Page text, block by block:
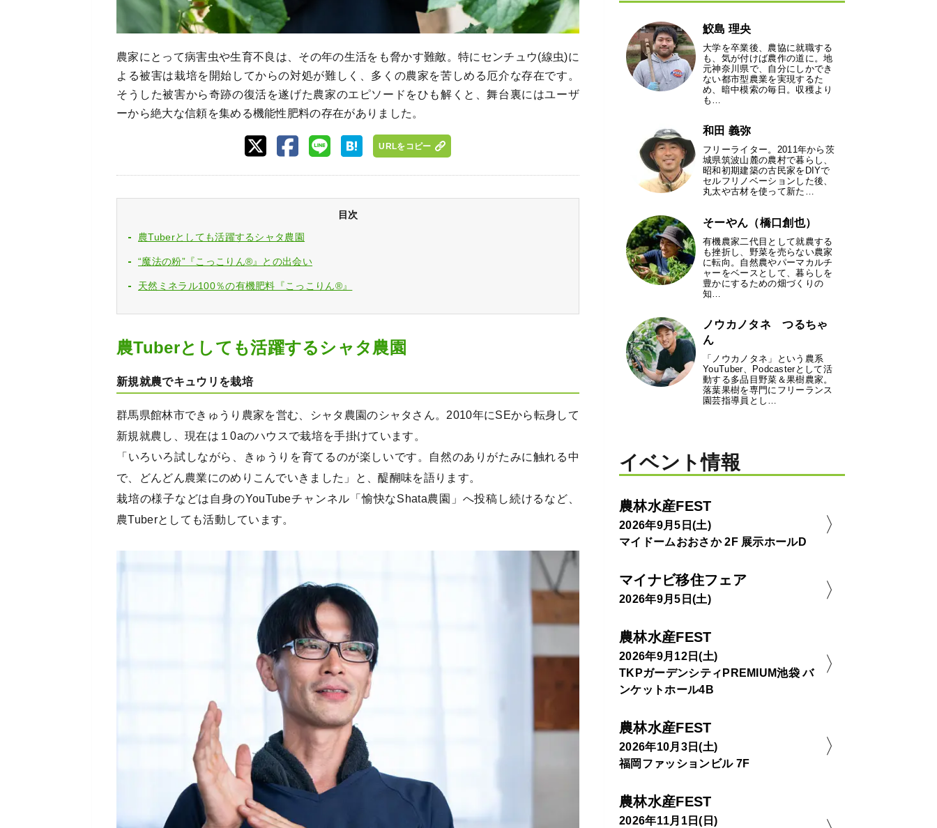
農家にとって病害虫や生育不良は、その年の生活をも脅かす難敵。特にセンチュウ(線虫)に
よる被害は栽培を開始してからの対処が難しく、多くの農家を苦しめる厄介な存在です。
そうした被害から奇跡の復活を遂げた農家のエピソードをひも解くと、舞台裏にはユーザ
ーから絶大な信頼を集める機能性肥料の存在がありました。
URLをコピー
目次
農Tuberとしても活躍するシャタ農園
“魔法の粉”『こっこりん®』との出会い
天然ミネラル100％の有機肥料『こっこりん®』
農Tuberとしても活躍するシャタ農園
新規就農でキュウリを栽培
群馬県館林市できゅうり農家を営む、シャタ農園のシャタさん。2010年にSEから転身して
新規就農し、現在は１0aのハウスで栽培を手掛けています。
「いろいろ試しながら、きゅうりを育てるのが楽しいです。自然のありがたみに触れる中
で、どんどん農業にのめりこんでいきました」と、醍醐味を語ります。
栽培の様子などは自身のYouTubeチャンネル「愉快なShata農園」へ投稿し続けるなど、
農Tuberとしても活動しています。
鮫島 理央
大学を卒業後、農協に就職する
も、気が付けば農作の道に。地
元神奈川県で、自分にしかでき
ない都市型農業を実現するた
め、暗中模索の毎日。収穫より
も…
和田 義弥
フリーライター。2011年から茨
城県筑波山麓の農村で暮らし、
昭和初期建築の古民家をDIYで
セルフリノベーションした後、
丸太や古材を使って新た…
そーやん（橋口創也）
有機農家二代目として就農する
も挫折し、野菜を売らない農家
に転向。自然農やパーマカルチ
ャーをベースとして、暮らしを
豊かにするための畑づくりの
知…
ノウカノタネ つるちゃ
ん
「ノウカノタネ」という農系
YouTuber、Podcasterとして活
動する多品目野菜＆果樹農家。
落葉果樹を専門にフリーランス
園芸指導員とし…
イベント情報
農林水産FEST
2026年9月5日(土)
マイドームおおさか 2F 展示ホールD
マイナビ移住フェア
2026年9月5日(土)
農林水産FEST
2026年9月12日(土)
TKPガーデンシティPREMIUM池袋 バ
ンケットホール4B
農林水産FEST
2026年10月3日(土)
福岡ファッションビル 7F
農林水産FEST
2026年11月1日(日)